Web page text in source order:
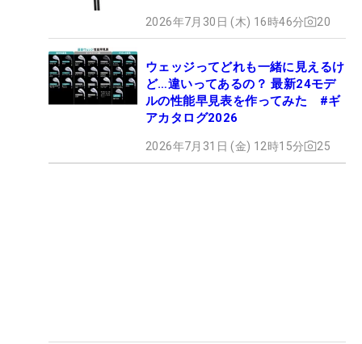
2026年7月30日 (木) 16時46分 20
ウェッジってどれも一緒に見えるけ
ど…違いってあるの？ 最新24モデ
ルの性能早見表を作ってみた #ギ
アカタログ2026
2026年7月31日 (金) 12時15分 25